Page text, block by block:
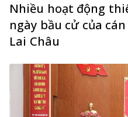
Nhiều hoạt động
ngày bầu cử của
Lai Châu